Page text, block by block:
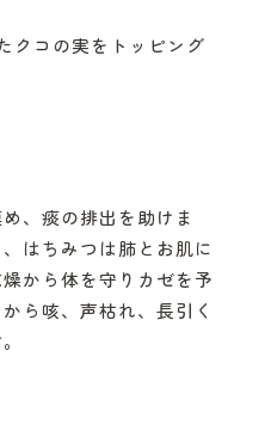
クコの実をトッピング
、痰の排出を助けま
はちみつは肺とお肌に
から体を守りカゼを予
ら咳、声枯れ、長引く